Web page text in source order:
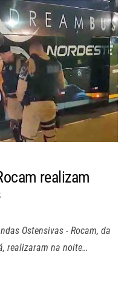
realizam
Ostensivas - Rocam, da
realizaram na noite…